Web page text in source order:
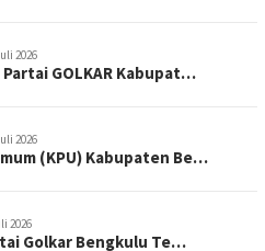
2026
Partai GOLKAR Kabupat…
2026
(KPU) Kabupaten Be…
2026
Golkar Bengkulu Te…